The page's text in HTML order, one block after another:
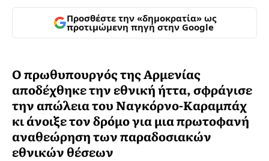
Προσθέστε την «δημοκρατία» ως
προτιμώμενη πηγή στην Google
Ο πρωθυπουργός της Αρμενίας
αποδέχθηκε την εθνική ήττα, σφράγισε
την απώλεια του Ναγκόρνο-Καραμπάχ
κι άνοιξε τον δρόμο για μια πρωτοφανή
αναθεώρηση των παραδοσιακών
εθνικών θέσεων